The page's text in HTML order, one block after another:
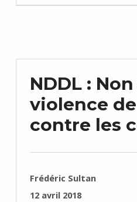
NDDL :
violence de
contre les
RÉDIGÉ PAR :
Frédéric Sultan
PUBLIÉ SUR :
12 avril 2018